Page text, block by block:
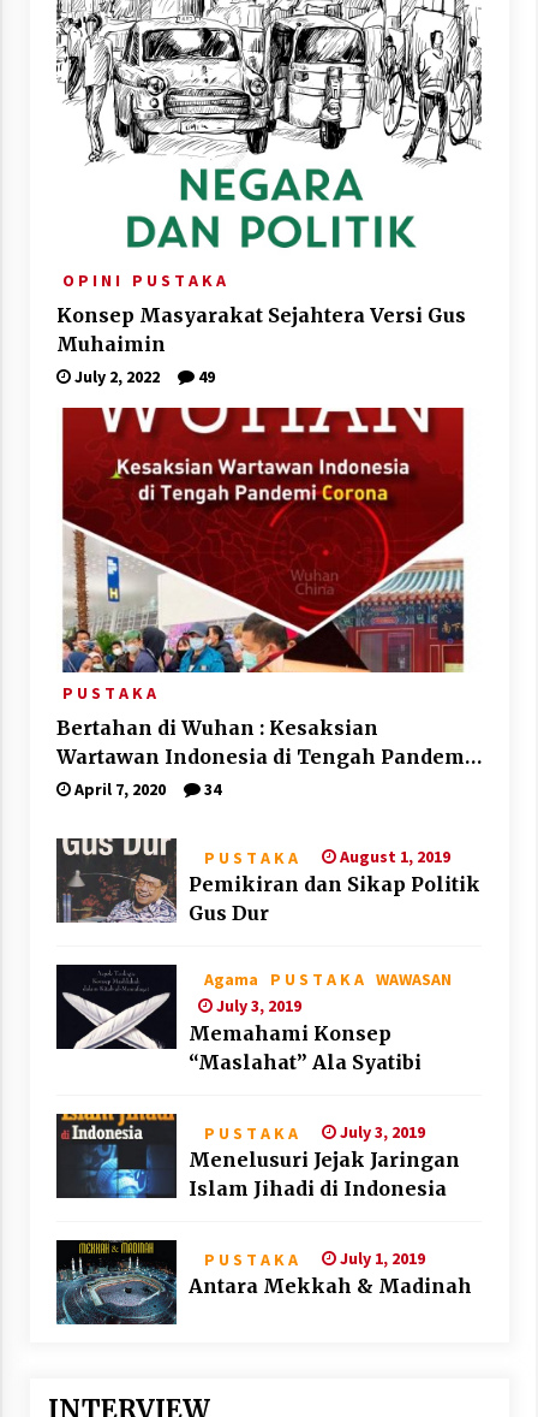
O P I N I P U S T A K A
Konsep Masyarakat Sejahtera Versi Gus
Muhaimin
July 2, 2022 49
P U S T A K A
Bertahan di Wuhan : Kesaksian
Wartawan Indonesia di Tengah Pandemi
Corona
April 7, 2020 34
P U S T A K A August 1, 2019
Pemikiran dan Sikap Politik
Gus Dur
Agama P U S T A K A WAWASAN
July 3, 2019
Memahami Konsep
“Maslahat” Ala Syatibi
P U S T A K A July 3, 2019
Menelusuri Jejak Jaringan
Islam Jihadi di Indonesia
P U S T A K A July 1, 2019
Antara Mekkah & Madinah
INTERVIEW